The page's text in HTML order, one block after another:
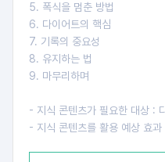
5. 폭식을 멈춘 방법
6. 다이어트의 핵심
7. 기록의 중요성
8. 유지하는 법
9. 마무리하며
- 지식 콘텐츠가 필요한 대상 :
- 지식 콘텐츠를 활용 예상 효과